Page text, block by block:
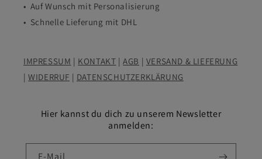
• Auf Wunsch mit Personalisierung
• Schnelle Lieferung mit DHL
IMPRESSUM | KONTAKT |AGB | VERSAND & LIEFERUNG
|WIDERRUF | DATENSCHUTZERKLÄRUNG
Hier kannst du dich zu unserem Newsletter
anmelden:
E-Mail